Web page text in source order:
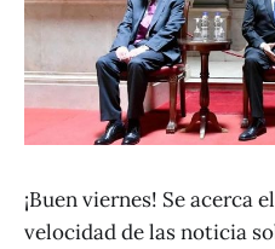
¡Buen viernes! Se acerca
velocidad de las noticia